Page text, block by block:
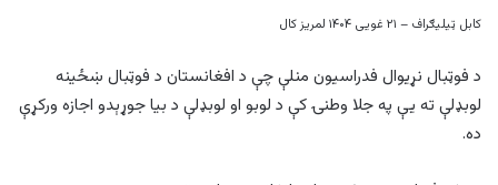
کابل ټیلیګراف – ۲۱ غويی ۱۴۰۴ لمریز کال
د فوټبال نړیوال فدراسیون منلې چې د افغانستان د فوټبال ښځينه
لوبډلې ته يې په جلا وطنۍ کې د لوبو او لوبډلې د بیا جوړېدو اجازه ورکړې
ده.